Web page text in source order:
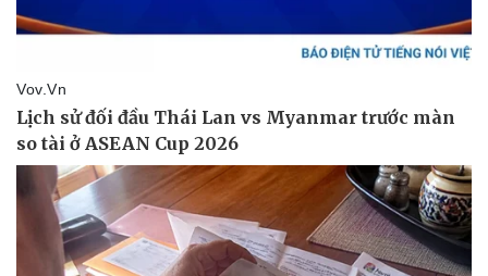
Pháp luật
Vụ án
Tin nóng
Tư vấn luật
Quân sự - Quốc phòng
Vũ khí
Việt Nam
Phân tích